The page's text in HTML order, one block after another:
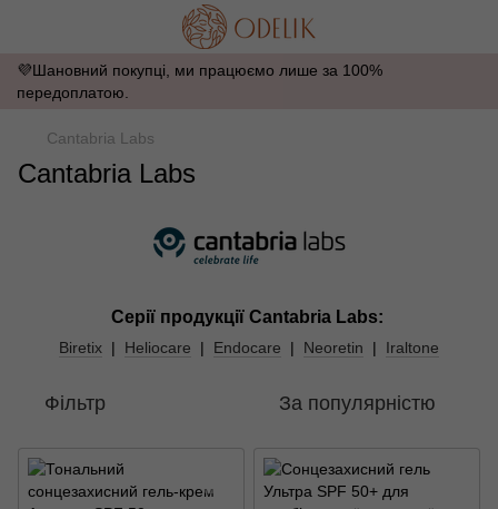
💜Шановний покупці, ми працюємо лише за 100%
передоплатою.
Cantabria Labs
Cantabria Labs
Серії продукції Cantabria Labs:
Biretix | Heliocare | Endocare | Neoretin | Iraltone
Фільтр За популярністю